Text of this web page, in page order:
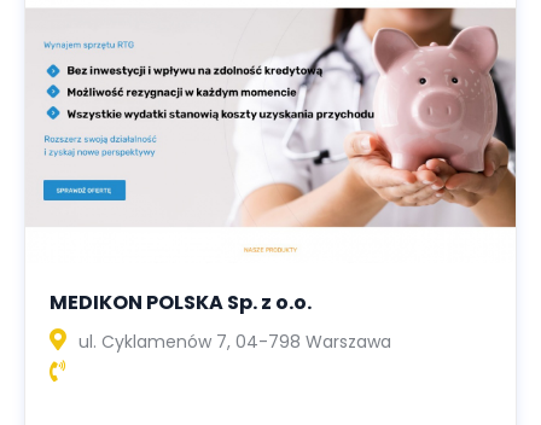
MEDIKON POLSKA Sp. z o.o.
ul. Cyklamenów 7, 04-798 Warszawa